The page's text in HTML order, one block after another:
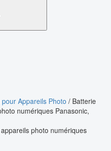
pour Appareils Photo / Batterie
numériques Panasonic,